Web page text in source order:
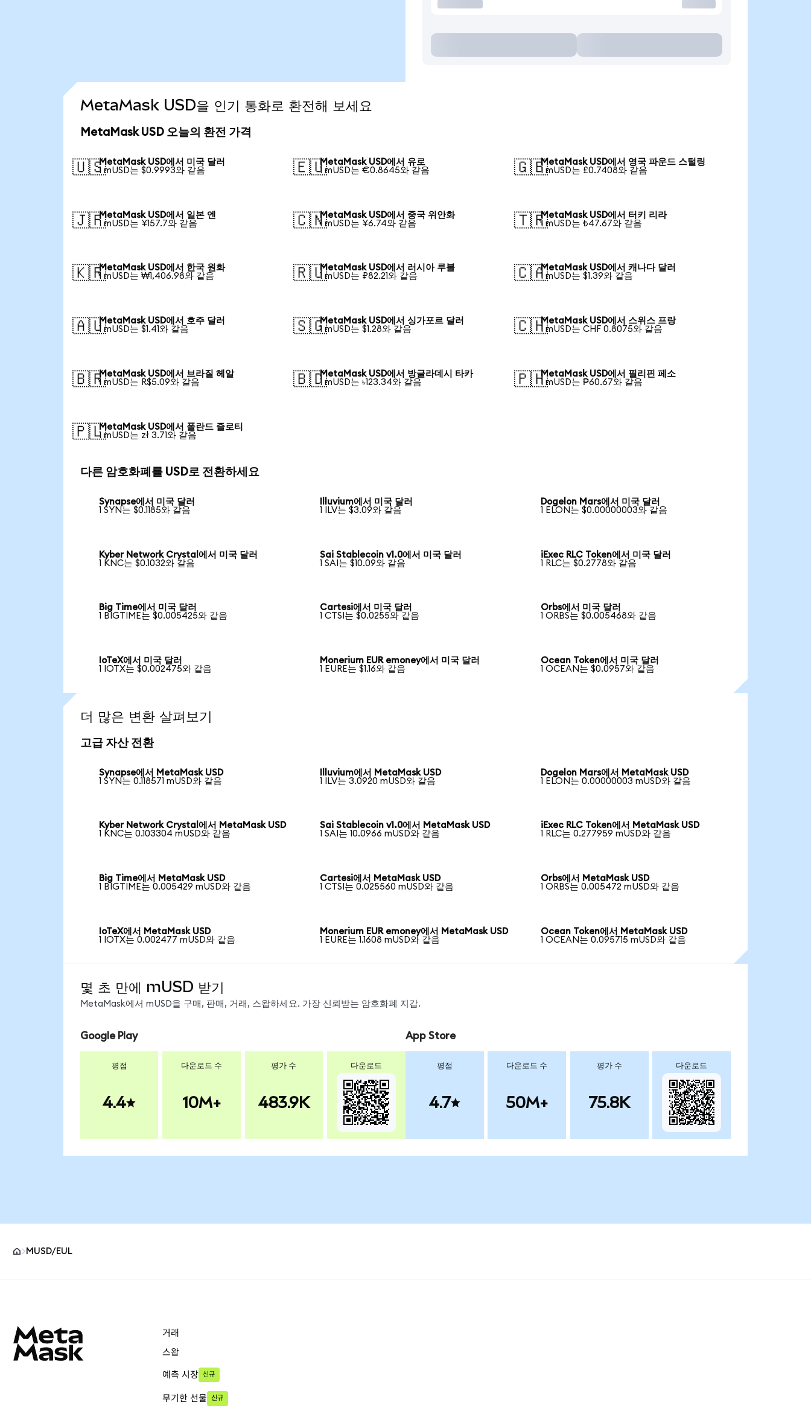
MetaMask USD을 인기 통화로 환전해 보세요
MetaMask USD 오늘의 환전 가격
🇺🇸MetaMask USD에서 미국 달러
1 mUSD는 $0.9993와 같음
🇪🇺MetaMask USD에서 유로
1 mUSD는 €0.8645와 같음
🇬🇧MetaMask USD에서 영국 파운드 스털링
1 mUSD는 £0.7408와 같음
🇯🇵MetaMask USD에서 일본 엔
1 mUSD는 ¥157.7와 같음
🇨🇳MetaMask USD에서 중국 위안화
1 mUSD는 ¥6.74와 같음
🇹🇷MetaMask USD에서 터키 리라
1 mUSD는 ₺47.67와 같음
🇰🇷MetaMask USD에서 한국 원화
1 mUSD는 ₩1,406.98와 같음
🇷🇺MetaMask USD에서 러시아 루블
1 mUSD는 ₽82.21와 같음
🇨🇦MetaMask USD에서 캐나다 달러
1 mUSD는 $1.39와 같음
🇦🇺MetaMask USD에서 호주 달러
1 mUSD는 $1.41와 같음
🇸🇬MetaMask USD에서 싱가포르 달러
1 mUSD는 $1.28와 같음
🇨🇭MetaMask USD에서 스위스 프랑
1 mUSD는 CHF 0.8075와 같음
🇧🇷MetaMask USD에서 브라질 헤알
1 mUSD는 R$5.09와 같음
🇧🇩MetaMask USD에서 방글라데시 타카
1 mUSD는 ৳123.34와 같음
🇵🇭MetaMask USD에서 필리핀 페소
1 mUSD는 ₱60.67와 같음
🇵🇱MetaMask USD에서 폴란드 즐로티
1 mUSD는 zł 3.71와 같음
다른 암호화폐를 USD로 전환하세요
Synapse에서 미국 달러
1 SYN는 $0.1185와 같음
Illuvium에서 미국 달러
1 ILV는 $3.09와 같음
Dogelon Mars에서 미국 달러
1 ELON는 $0.00000003와 같음
Kyber Network Crystal에서 미국 달러
1 KNC는 $0.1032와 같음
Sai Stablecoin v1.0에서 미국 달러
1 SAI는 $10.09와 같음
iExec RLC Token에서 미국 달러
1 RLC는 $0.2778와 같음
Big Time에서 미국 달러
1 BIGTIME는 $0.005425와 같음
Cartesi에서 미국 달러
1 CTSI는 $0.0255와 같음
Orbs에서 미국 달러
1 ORBS는 $0.005468와 같음
IoTeX에서 미국 달러
1 IOTX는 $0.002475와 같음
Monerium EUR emoney에서 미국 달러
1 EURE는 $1.16와 같음
Ocean Token에서 미국 달러
1 OCEAN는 $0.0957와 같음
더 많은 변환 살펴보기
고급 자산 전환
Synapse에서 MetaMask USD
1 SYN는 0.118571 mUSD와 같음
Illuvium에서 MetaMask USD
1 ILV는 3.0920 mUSD와 같음
Dogelon Mars에서 MetaMask USD
1 ELON는 0.00000003 mUSD와 같음
Kyber Network Crystal에서 MetaMask USD
1 KNC는 0.103304 mUSD와 같음
Sai Stablecoin v1.0에서 MetaMask USD
1 SAI는 10.0966 mUSD와 같음
iExec RLC Token에서 MetaMask USD
1 RLC는 0.277959 mUSD와 같음
Big Time에서 MetaMask USD
1 BIGTIME는 0.005429 mUSD와 같음
Cartesi에서 MetaMask USD
1 CTSI는 0.025560 mUSD와 같음
Orbs에서 MetaMask USD
1 ORBS는 0.005472 mUSD와 같음
IoTeX에서 MetaMask USD
1 IOTX는 0.002477 mUSD와 같음
Monerium EUR emoney에서 MetaMask USD
1 EURE는 1.1608 mUSD와 같음
Ocean Token에서 MetaMask USD
1 OCEAN는 0.095715 mUSD와 같음
몇 초 만에 mUSD 받기
MetaMask에서 mUSD을 구매, 판매, 거래, 스왑하세요. 가장 신뢰받는 암호화폐 지갑.
Google Play
평점
4.4
다운로드 수
10M+
평가 수
483.9K
다운로드
App Store
평점
4.7
다운로드 수
50M+
평가 수
75.8K
다운로드
MUSD/EUL
거래
스왑
예측 시장 신규
무기한 선물 신규